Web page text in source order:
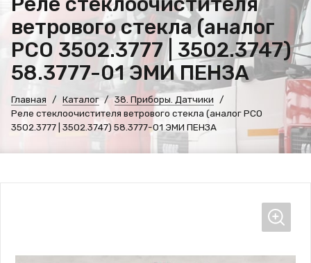
ветрового стекла (аналог
РСО 3502.3777 | 3502.3747)
58.3777-01 ЭМИ ПЕНЗА
Главная Каталог
38. Приборы. Датчики
Реле стеклоочистителя ветрового стекла (аналог РСО
3502.3777 | 3502.3747) 58.3777-01 ЭМИ ПЕНЗА